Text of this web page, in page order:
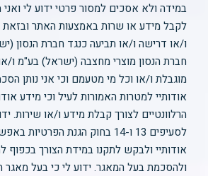
במידה ולא אסכים למסור פרטי ידוע לי
לקבל מידע או שרות באמצעות האתר ובזאת
ו/או דרישה ו/או תביעה כנגד חברת הנסון
חברת הנסון מוצרי מחצבה (ישראל) בע"מ ו/
מוגבלת ו/או וכל מי מטעמם וכי אני נותן
אודותיי למטרות האמורות לעיל וכי מידע
הרלוונטיים לצורך קבלת מידע ו/או שירות.
לסעיפים 13 ו-14 בחוק הגנת
אודותיי ולבקש לתקנו במידת הצורך בכפוף
ולהסכמת בעל המאגר. ידוע לי כי בעל מאגר